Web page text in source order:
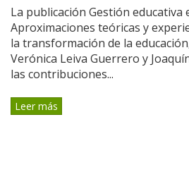
La publicación Gestión educativa
Aproximaciones teóricas y
la transformación de la
Verónica Leiva Guerrero y
las contribuciones...
Leer más